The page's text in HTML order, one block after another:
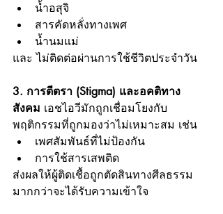
น้ำอสุจิ
สารคัดหลั่งทางเพศ
น้ำนมแม่
และ ไม่ติดต่อผ่านการใช้ชีวิตประจำวัน
3. การตีตรา (Stigma) และอคติทาง
สังคม เอชไอวีมักถูกเชื่อมโยงกับ
พฤติกรรมที่ถูกมองว่าไม่เหมาะสม เช่น
เพศสัมพันธ์ที่ไม่ป้องกัน
การใช้สารเสพติด
ส่งผลให้ผู้ติดเชื้อถูกตัดสินทางศีลธรรม
มากกว่าจะได้รับความเข้าใจ